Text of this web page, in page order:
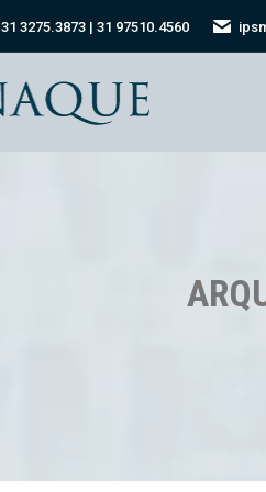
31 3275.3873 | 31 97510.4560